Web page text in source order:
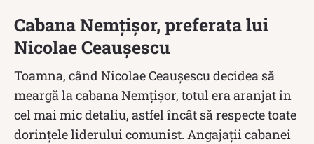
Cabana Nemțișor, preferata lui
Nicolae Ceaușescu
Toamna, când Nicolae Ceaușescu decidea să
meargă la cabana Nemțișor, totul era aranjat în
cel mai mic detaliu, astfel încât să respecte toate
dorințele liderului comunist. Angajații cabanei